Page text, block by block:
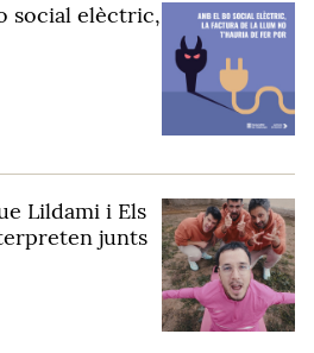
social elèctric,
Lildami i Els
junts